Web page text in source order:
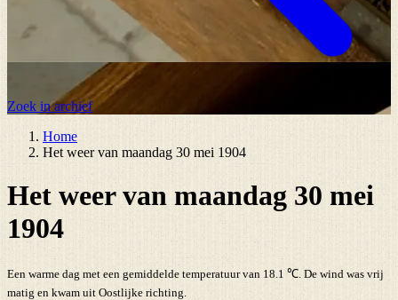
Zoek in archief
Home
Het weer van maandag 30 mei 1904
Het weer van maandag 30 mei
1904
Een warme dag met een gemiddelde temperatuur van 18.1 ℃. De wind was vrij
matig en kwam uit Oostlijke richting.